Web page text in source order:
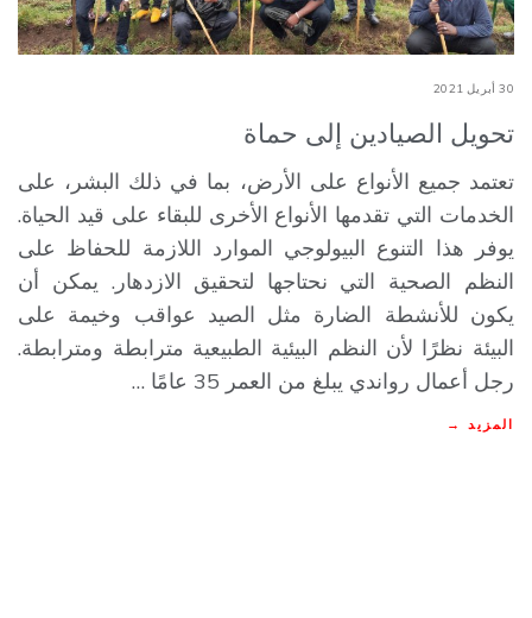
30 أبريل 2021
تحويل الصيادين إلى حماة
تعتمد جميع الأنواع على الأرض، بما في ذلك البشر، على
الخدمات التي تقدمها الأنواع الأخرى للبقاء على قيد الحياة.
يوفر هذا التنوع البيولوجي الموارد اللازمة للحفاظ على
النظم الصحية التي نحتاجها لتحقيق الازدهار. يمكن أن
يكون للأنشطة الضارة مثل الصيد عواقب وخيمة على
البيئة نظرًا لأن النظم البيئية الطبيعية مترابطة ومترابطة.
رجل أعمال رواندي يبلغ من العمر 35 عامًا …
المزيد →